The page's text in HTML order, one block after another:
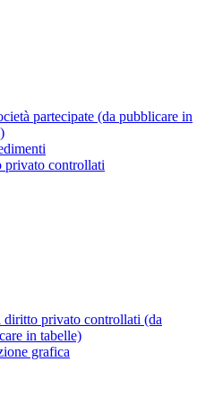
partecipate (da pubblicare in
controllati
diritto privato controllati (da
in tabelle)
grafica